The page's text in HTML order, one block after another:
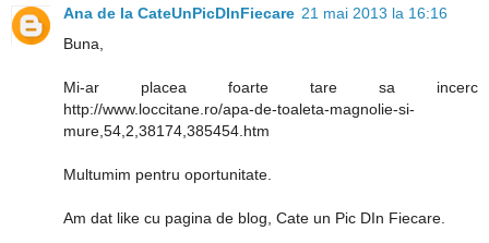
Ana de la CateUnPicDInFiecare 21 mai 2013 la 16:16
Buna,
Mi-ar placea foarte tare sa incerc
http://www.loccitane.ro/apa-de-toaleta-magnolie-si-
mure,54,2,38174,385454.htm
Multumim pentru oportunitate.
Am dat like cu pagina de blog, Cate un Pic DIn Fiecare.